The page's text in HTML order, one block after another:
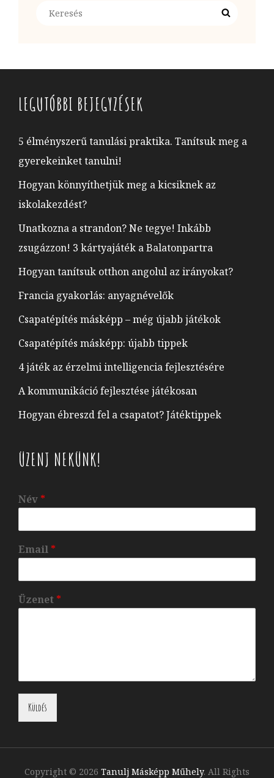
Search
LEGUTÓBBI BEJEGYZÉSEK
5 élményszerű tanulási praktika. Tanítsuk meg a
gyerekeinket tanulni!
Hogyan könnyíthetjük meg a kicsiknek az
iskolakezdést?
Unatkozna a strandon? Ne tegye! Inkább
zsugázzon! 3 kártyajáték a Balatonpartra
Hogyan tanítsuk otthon angolul az irányokat?
Francia gyakorlás: anyagnévelők
Csapatépítés másképp – még újabb játékok
Csapatépítés másképp: újabb tippek
4 játék az érzelmi intelligencia fejlesztésére
A kommunikáció fejlesztése játékosan
Hogyan ébreszd fel a csapatot? Játéktippek
ÜZENJ NEKÜNK!
Név *
Email *
Üzenet *
Küldés
Copyright © 2026 Tanulj Másképp Műhely. All Rights